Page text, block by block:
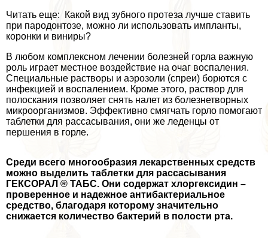
Читать еще: Какой вид зубного протеза лучше ставить
при пародонтозе, можно ли использовать импланты,
коронки и виниры?
В любом комплексном лечении болезней горла важную
роль играет местное воздействие на очаг воспаления.
Специальные растворы и аэрозоли (спреи) борются с
инфекцией и воспалением. Кроме этого, раствор для
полоскания позволяет снять налет из болезнетворных
микроорганизмов. Эффективно смягчать горло помогают
таблетки для рассасывания, они же леденцы от
першения в горле.
Среди всего многообразия лекарственных средств
можно выделить таблетки для рассасывания
ГЕКСОРАЛ ® ТАБС. Они содержат хлоргексидин –
проверенное и надежное антибактериальное
средство, благодаря которому значительно
снижается количество бактерий в полости рта.